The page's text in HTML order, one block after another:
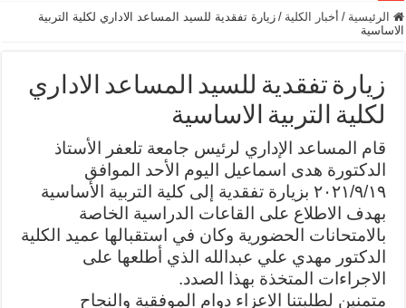
الرئيسية / أخبار الكلية / زيارة تفقدية للسيد المساعد الاداري لكلية التربية
الاساسية
زيارة تفقدية للسيد المساعد الاداري
لكلية التربية الاساسية
قام المساعد الإداري لرئيس جامعة تلعفر الأستاذ
الدكتورة هدى اسماعيل اليوم الأحد الموافق
٢٠٢١/٩/١٩ بزيارة تفقدية إلى كلية التربية الأساسية
بهدف الاطلاع على القاعات الدراسية الخاصة
بالامتحانات الحضورية وكان في استقبالها عميد الكلية
الدكتور مهدي علي عبدالله الذي أطلعها على
الاجراءات المتخذة بهذا الصدد.
متمنين لطلبتنا الاعزاء دوام الموفقية والنجاح